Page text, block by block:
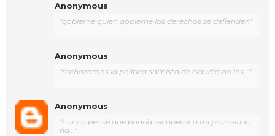
Anonymous
"gobierne quien gobierne los derechos se defienden"
Anonymous
"rechazamos la política salinista de claudia no los..."
Anonymous
"nunca pensé que podría recuperar a mi prometido
ha..."